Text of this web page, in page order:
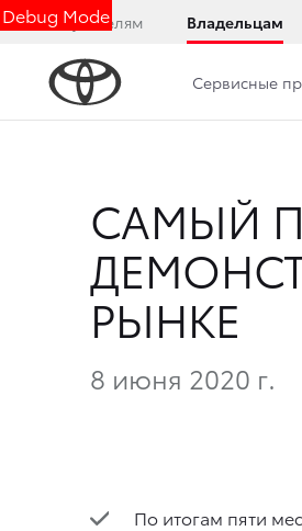
Debug Mode
Покупателям Владельцам
Сервисные
САМЫЙ
РЫНКЕ
8 июня 2020 г.
По итогам пяти